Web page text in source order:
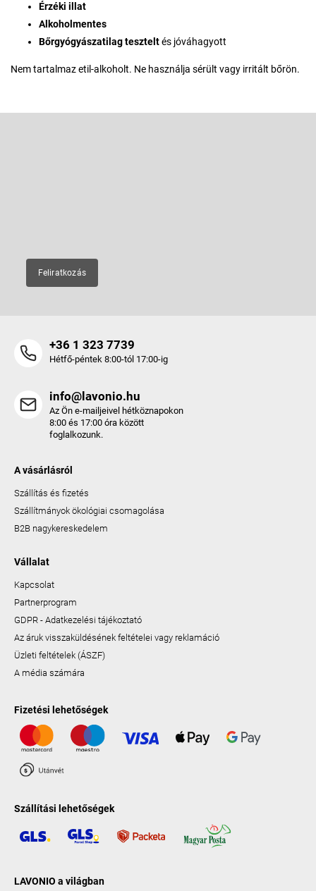
Érzéki illat
Alkoholmentes
Bőrgyógyászatilag teszteltés jóváhagyott
Nem tartalmaz etil-alkoholt. Ne használja sérült vagy irritált bőrön.
Feliratkozás
+36 1 323 7739
Hétfő-péntek 8:00-tól 17:00-ig
info@lavonio.hu
Az Ön e-mailjeivel hétköznapokon
8:00 és 17:00 óra között
foglalkozunk.
A vásárlásról
Szállítás és fizetés
Szállítmányok ökológiai csomagolása
B2B nagykereskedelem
Vállalat
Kapcsolat
Partnerprogram
GDPR - Adatkezelési tájékoztató
Az áruk visszaküldésének feltételei vagy reklamáció
Üzleti feltételek (ÁSZF)
A média számára
Fizetési lehetőségek
Szállítási lehetőségek
LAVONIO a világban